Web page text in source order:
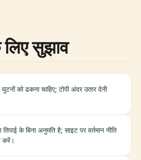
सुझाव
को ढकना चाहिए; टोपी अंदर उतार देनी
के बिना अनुमति है; साइट पर वर्तमान नीति
करें।